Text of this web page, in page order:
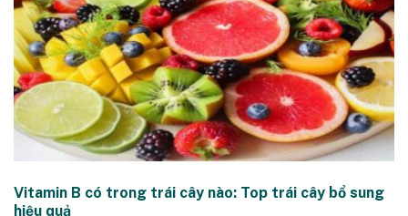
Vitamin B có trong trái cây nào: Top trái cây bổ sung
hiệu quả